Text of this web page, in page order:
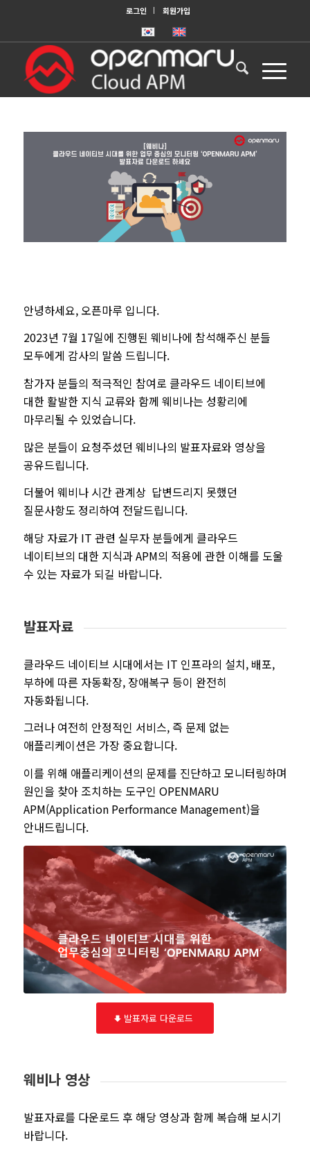
로그인 회원가입
안녕하세요, 오픈마루 입니다.
2023년 7월 17일에 진행된 웨비나에 참석해주신 분들
모두에게 감사의 말씀 드립니다.
참가자 분들의 적극적인 참여로 클라우드 네이티브에
대한 활발한 지식 교류와 함께 웨비나는 성황리에
마무리될 수 있었습니다.
많은 분들이 요청주셨던 웨비나의 발표자료와 영상을
공유드립니다.
더불어 웨비나 시간 관계상 답변드리지 못했던
질문사항도 정리하여 전달드립니다.
해당 자료가 IT 관련 실무자 분들에게 클라우드
네이티브의 대한 지식과 APM의 적용에 관한 이해를 도울
수 있는 자료가 되길 바랍니다.
발표자료
클라우드 네이티브 시대에서는 IT 인프라의 설치, 배포,
부하에 따른 자동확장, 장애복구 등이 완전히
자동화됩니다.
그러나 여전히 안정적인 서비스, 즉 문제 없는
애플리케이션은 가장 중요합니다.
이를 위해 애플리케이션의 문제를 진단하고 모니터링하며
원인을 찾아 조치하는 도구인 OPENMARU
APM(Application Performance Management)을
안내드립니다.
발표자료 다운로드
웨비나 영상
발표자료를 다운로드 후 해당 영상과 함께 복습해 보시기
바랍니다.